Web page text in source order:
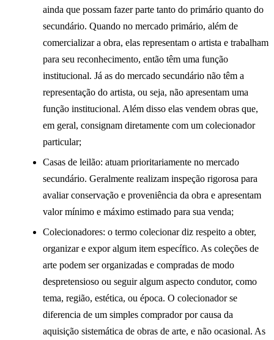
ainda que possam fazer parte tanto do primário quanto do
secundário. Quando no mercado primário, além de
comercializar a obra, elas representam o artista e trabalham
para seu reconhecimento, então têm uma função
institucional. Já as do mercado secundário não têm a
representação do artista, ou seja, não apresentam uma
função institucional. Além disso elas vendem obras que,
em geral, consignam diretamente com um colecionador
particular;
Casas de leilão: atuam prioritariamente no mercado
secundário. Geralmente realizam inspeção rigorosa para
avaliar conservação e proveniência da obra e apresentam
valor mínimo e máximo estimado para sua venda;
Colecionadores: o termo colecionar diz respeito a obter,
organizar e expor algum item específico. As coleções de
arte podem ser organizadas e compradas de modo
despretensioso ou seguir algum aspecto condutor, como
tema, região, estética, ou época. O colecionador se
diferencia de um simples comprador por causa da
aquisição sistemática de obras de arte, e não ocasional. As